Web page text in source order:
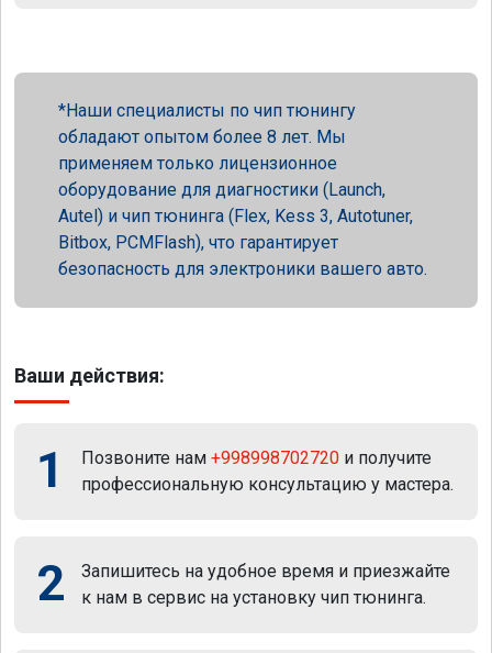
Наши специалисты по чип тюнингу
обладают опытом более 8 лет. Мы
применяем только лицензионное
оборудование для диагностики (Launch,
Autel) и чип тюнинга (Flex, Kess 3, Autotuner,
Bitbox, PCMFlash), что гарантирует
безопасность для электроники вашего авто.
Ваши действия:
1 Позвоните нам +998998702720 и получите
профессиональную консультацию у мастера.
2
Запишитесь на удобное время и приезжайте
к нам в сервис на установку чип тюнинга.